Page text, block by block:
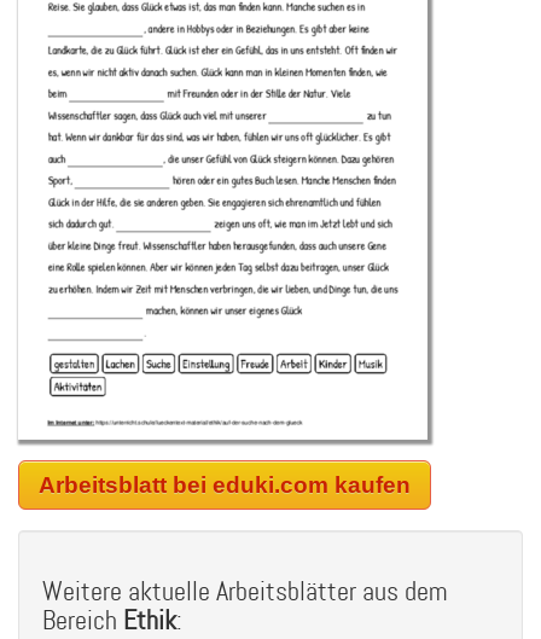
Arbeitsblatt bei eduki.com kaufen
Weitere aktuelle Arbeitsblätter aus dem
Bereich Ethik: